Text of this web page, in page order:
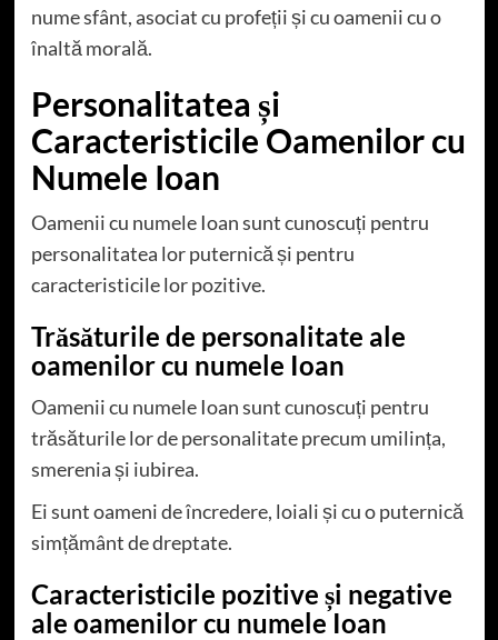
nume sfânt, asociat cu profeții și cu oamenii cu o
înaltă morală.
Personalitatea și
Caracteristicile Oamenilor cu
Numele Ioan
Oamenii cu numele Ioan sunt cunoscuți pentru
personalitatea lor puternică și pentru
caracteristicile lor pozitive.
Trăsăturile de personalitate ale
oamenilor cu numele Ioan
Oamenii cu numele Ioan sunt cunoscuți pentru
trăsăturile lor de personalitate precum umilința,
smerenia și iubirea.
Ei sunt oameni de încredere, loiali și cu o puternică
simțământ de dreptate.
Caracteristicile pozitive și negative
ale oamenilor cu numele Ioan